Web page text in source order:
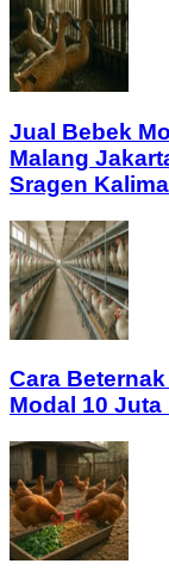
Jual Bebek
Malang
Sragen
Cara
Modal 10